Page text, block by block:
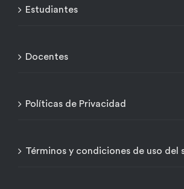
Estudiantes
Docentes
Políticas de Privacidad
Términos y condiciones de uso del